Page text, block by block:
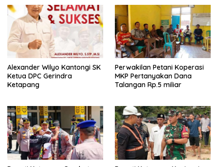
Alexander Wilyo Kantongi SK
Ketua DPC Gerindra
Ketapang
Perwakilan Petani Koperasi
MKP Pertanyakan Dana
Talangan Rp.5 miliar